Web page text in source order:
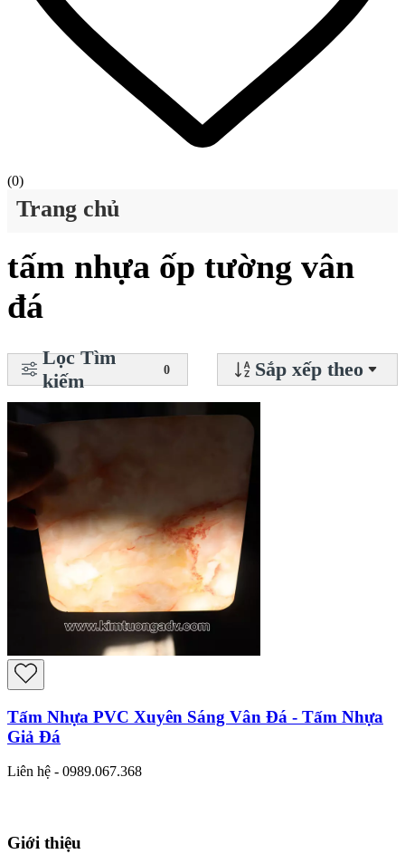
(0)
Trang chủ
tấm nhựa ốp tường vân
đá
Lọc Tìm
kiếm
0 Sắp xếp theo
Tấm Nhựa PVC Xuyên Sáng Vân Đá - Tấm Nhựa
Giả Đá
Liên hệ - 0989.067.368
Giới thiệu